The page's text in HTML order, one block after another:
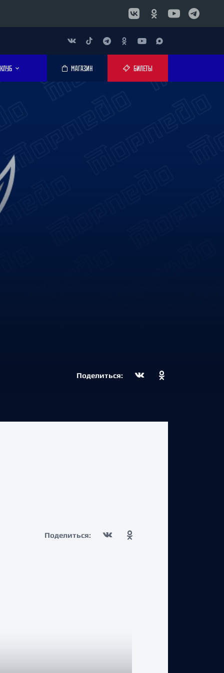
КЛУБ МАГАЗИН БИЛЕТЫ
Поделиться:
Поделиться: